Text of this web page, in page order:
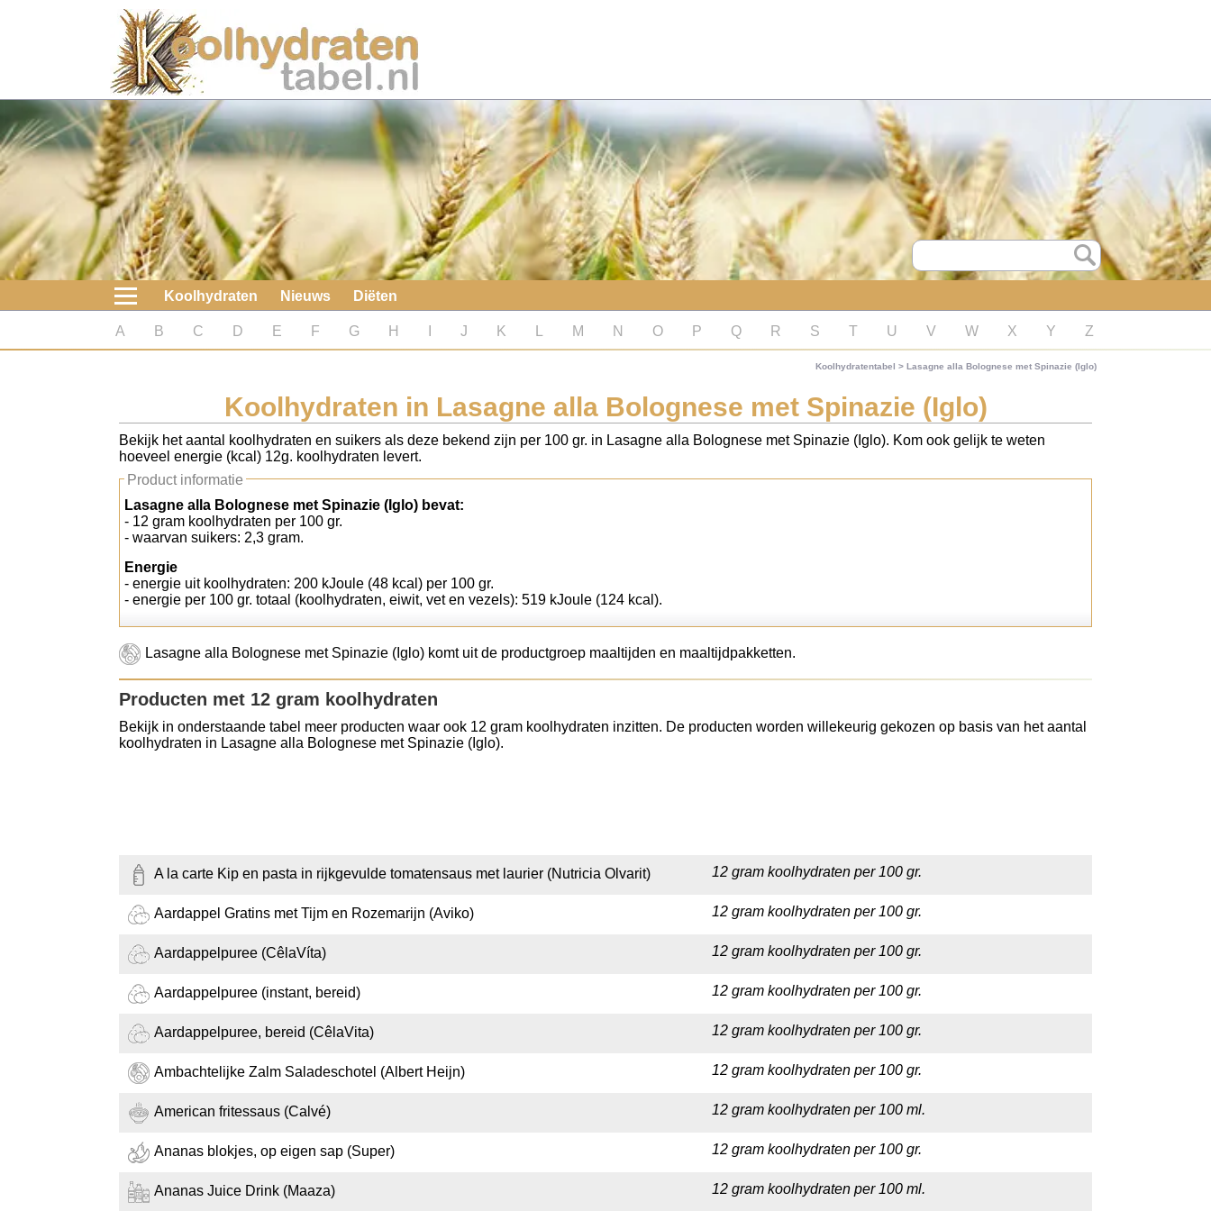
Koolhydraten
Nieuws
Koolhydraatarme diëten
Boeken
koolhydraatarme diëten
Diabetes test
Koolhydraten tellen
Koolhydraten Nieuws Diëten
A B C D E F G H J K M N O P Q R S T U V W X Y Z
Koolhydratentabel > Lasagne alla Bolognese met Spinazie (Iglo)
Koolhydraten in Lasagne alla Bolognese met Spinazie (Iglo)
Bekijk het aantal koolhydraten en suikers als deze bekend zijn per 100 gr. in Lasagne alla Bolognese met Spinazie (Iglo). Kom ook gelijk te weten
hoeveel energie (kcal) 12g. koolhydraten levert.
Product informatie
Lasagne alla Bolognese met Spinazie (Iglo) bevat:
- 12 gram koolhydraten per 100 gr.
- waarvan suikers: 2,3 gram.
Energie
- energie uit koolhydraten: 200 kJoule (48 kcal) per 100 gr.
- energie per 100 gr. totaal (koolhydraten, eiwit, vet en vezels): 519 kJoule (124 kcal).
Lasagne alla Bolognese met Spinazie (Iglo) komt uit de productgroep maaltijden en maaltijdpakketten.
Producten met 12 gram koolhydraten
Bekijk in onderstaande tabel meer producten waar ook 12 gram koolhydraten inzitten. De producten worden willekeurig gekozen op basis van het aantal
koolhydraten in Lasagne alla Bolognese met Spinazie (Iglo).
A la carte Kip en pasta in rijkgevulde tomatensaus met laurier (Nutricia Olvarit) 12 gram koolhydraten per 100 gr.
Aardappel Gratins met Tijm en Rozemarijn (Aviko) 12 gram koolhydraten per 100 gr.
Aardappelpuree (CêlaVíta) 12 gram koolhydraten per 100 gr.
Aardappelpuree (instant, bereid) 12 gram koolhydraten per 100 gr.
Aardappelpuree, bereid (CêlaVita) 12 gram koolhydraten per 100 gr.
Ambachtelijke Zalm Saladeschotel (Albert Heijn) 12 gram koolhydraten per 100 gr.
American fritessaus (Calvé) 12 gram koolhydraten per 100 ml.
Ananas blokjes, op eigen sap (Super) 12 gram koolhydraten per 100 gr.
Ananas Juice Drink (Maaza) 12 gram koolhydraten per 100 ml.